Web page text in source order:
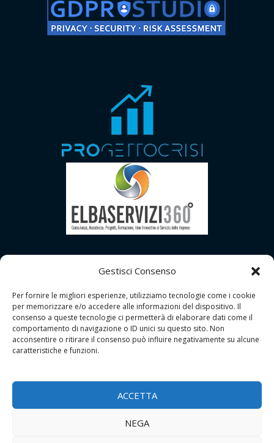
Gestisci Consenso
Per fornire le migliori esperienze, utilizziamo tecnologie come i cookie
per memorizzare e/o accedere alle informazioni del dispositivo. Il
consenso a queste tecnologie ci permetterà di elaborare dati come il
comportamento di navigazione o ID unici su questo sito. Non
acconsentire o ritirare il consenso può influire negativamente su alcune
caratteristiche e funzioni.
ACCETTA
NEGA
P.I.: 01556690533
Privacy Policy| Cookie Policy